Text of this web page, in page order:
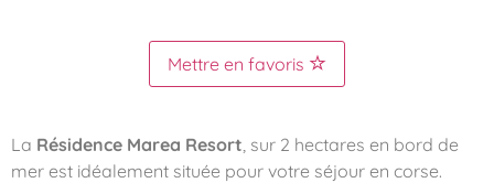
Mettre en favoris
La Résidence Marea Resort , sur 2 hectares en bord de
mer est idéalement située pour votre séjour en corse.